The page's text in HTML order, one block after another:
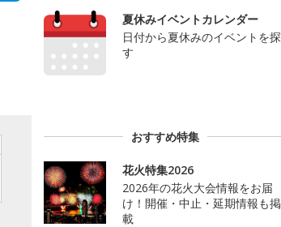
夏休みイベントカレンダー
日付から夏休みのイベントを探
す
おすすめ特集
花火特集2026
2026年の花火大会情報をお届
け！開催・中止・延期情報も掲
載